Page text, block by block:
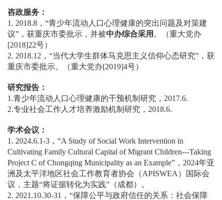
咨政服务：
1. 2018.8，“青少年流动人口心理健康的突出问题及对策建
议”，获重庆市委批示，并被中办综合采用 。（重大党办
[2018]22号）
2. 2018.12，“当代大学生群体马克思主义信仰心态研究”，获
重庆市委批示。（重大党办[2019]4号）
研究报告：
1.青少年流动人口心理健康的干预机制研究，2017.6.
2.专业社会工作人才培养激励机制研究，2018.6.
学术会议：
1. 2024.6.1-3，“A Study of Social Work Intervention in
Cultivating Family Cultural Capital of Migrant Children---Taking
Project C of Chongqing Municipality as an Example”，2024年亚
洲及太平洋地区社会工作教育者协会（APISWEA）国际会
议，主题“将证据转化为实践”（成都）。
2. 2021.10.30-31，“保障公平与政府信任的关系：社会保障